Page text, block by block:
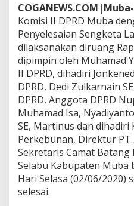
b
a
M
t
a
P
T
M
B
I
U
n
t
u
k
COGANEWS.COM|Muba-
Komisi II DPRD Muba
Penyelesaian Sengketa
dilaksanakan diruang
dipimpin oleh Muhamad
II DPRD, dihadiri
DPRD, Dedi Zulkarnain
DPRD, Anggota DPRD
Muhamad Isa,
SE, Martinus dan dihadiri
Perkebunan, Direktur
Sekretaris Camat Batang
Selabu Kabupaten Muba
Hari Selasa (02/06/2020)
selesai.